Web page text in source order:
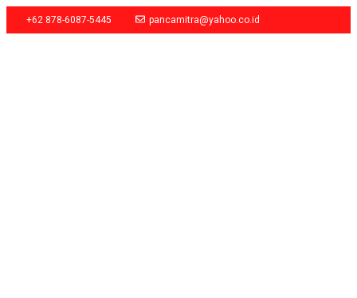
+62 878-6087-5445 pancamitra@yahoo.co.id